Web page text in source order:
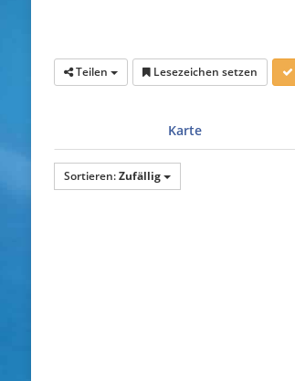
Teilen Lesezeichen setzen
Karte
Sortieren:Zufällig